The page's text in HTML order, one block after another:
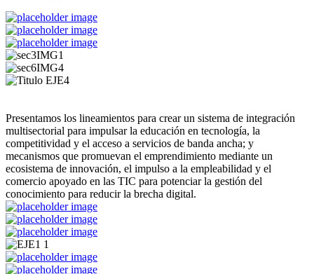
Presentamos los lineamientos para crear un sistema de integración
multisectorial para impulsar la educación en tecnología, la
competitividad y el acceso a servicios de banda ancha; y
mecanismos que promuevan el emprendimiento mediante un
ecosistema de innovación, el impulso a la empleabilidad y el
comercio apoyado en las TIC para potenciar la gestión del
conocimiento para reducir la brecha digital.